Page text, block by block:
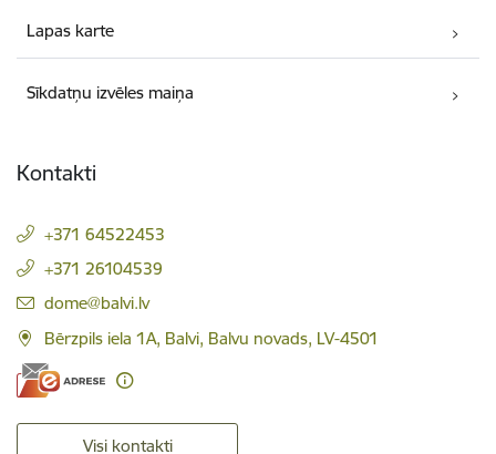
Lapas karte
Sīkdatņu izvēles maiņa
Kontakti
+371 64522453
+371 26104539
E-pasts:
dome@balvi.lv
Bērzpils iela 1A, Balvi, Balvu novads, LV-4501
Visi kontakti